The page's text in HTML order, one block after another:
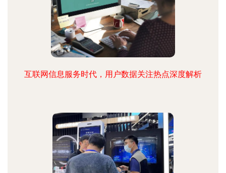
互联网信息服务时代，用户数据关注热点深度解析